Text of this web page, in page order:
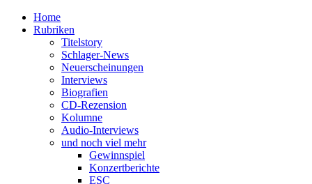
Home
Rubriken
Titelstory
Schlager-News
Neuerscheinungen
Interviews
Biografien
CD-Rezension
Kolumne
Audio-Interviews
und noch viel mehr
Gewinnspiel
Konzertberichte
ESC